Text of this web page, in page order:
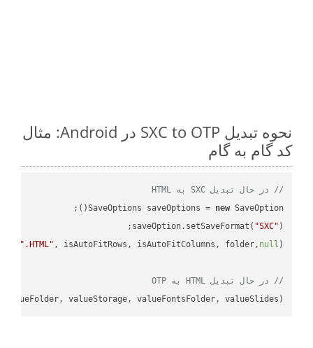
نحوه تبدیل SXC to OTP در Android: مثال
کد گام به گام
// در حال تبدیل SXC به HTML
SaveOptions saveOptions = new
saveOption.setSaveFormat( "SXC"
".HTML" , isAutoFitRows, isAutoFitColumns, folder, null
// در حال تبدیل HTML به OTP
valueStorage, valueFontsFolder, valueSlides);